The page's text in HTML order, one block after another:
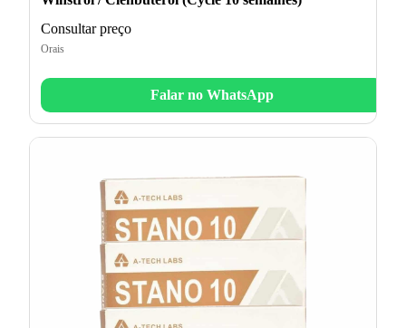
Consultar preço
Orais
Falar no WhatsApp